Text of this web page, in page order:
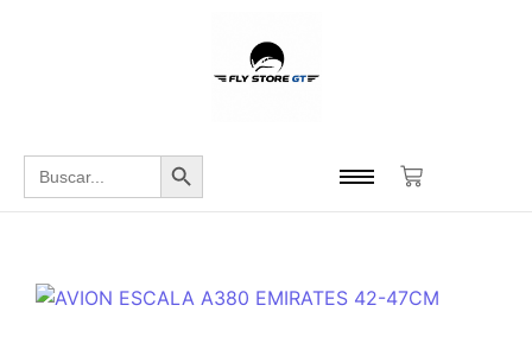
Buscar: Botón de búsqueda